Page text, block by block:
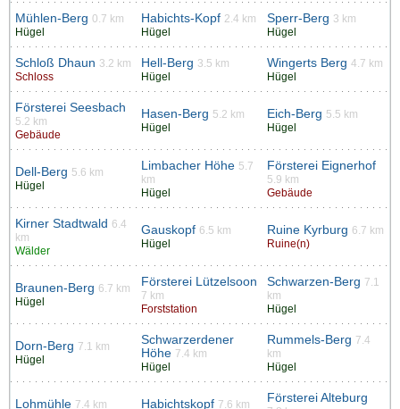
Mühlen-Berg 0.7 km
Hügel
Habichts-Kopf 2.4 km
Hügel
Sperr-Berg 3 km
Hügel
Schloß Dhaun 3.2 km
Schloss
Hell-Berg 3.5 km
Hügel
Wingerts Berg 4.7 km
Hügel
Försterei Seesbach
5.2 km
Gebäude
Hasen-Berg 5.2 km
Hügel
Eich-Berg 5.5 km
Hügel
Dell-Berg 5.6 km
Hügel
Limbacher Höhe 5.7
km
Hügel
Försterei Eignerhof
5.9 km
Gebäude
Kirner Stadtwald 6.4
km
Wälder
Gauskopf 6.5 km
Hügel
Ruine Kyrburg 6.7 km
Ruine(n)
Braunen-Berg 6.7 km
Hügel
Försterei Lützelsoon
7 km
Forststation
Schwarzen-Berg 7.1
km
Hügel
Dorn-Berg 7.1 km
Hügel
Schwarzerdener
Höhe 7.4 km
Hügel
Rummels-Berg 7.4
km
Hügel
Lohmühle 7.4 km
Habichtskopf 7.6 km
Försterei Alteburg